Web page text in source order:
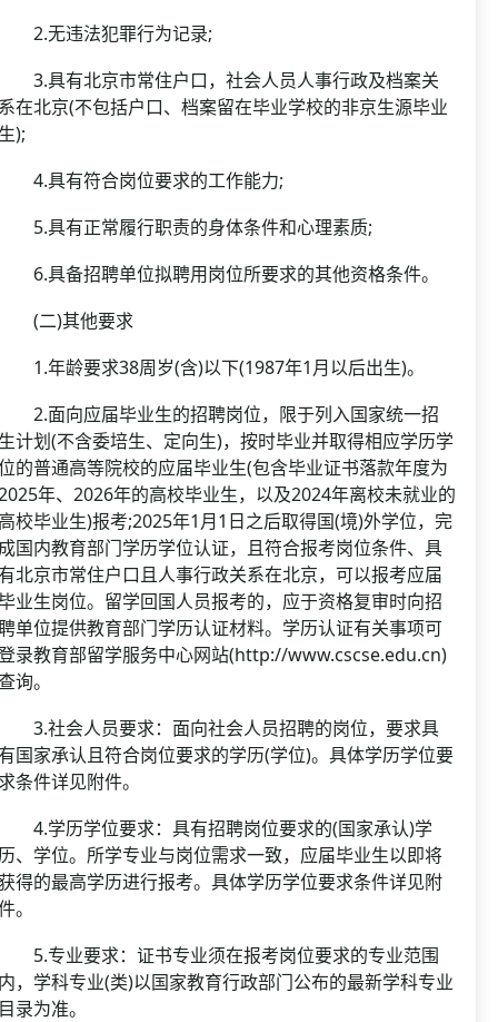
无违法犯罪行为记录;
具有北京市常住户口，社会人员人事行政及档案关
在北京(不包括户口、档案留在毕业学校的非京生源毕业
);
具有符合岗位要求的工作能力;
具有正常履行职责的身体条件和心理素质;
具备招聘单位拟聘用岗位所要求的其他资格条件。
二)其他要求
年龄要求38周岁(含)以下(1987年1月以后出生)。
面向应届毕业生的招聘岗位，限于列入国家统一招
计划(不含委培生、定向生)，按时毕业并取得相应学历学
的普通高等院校的应届毕业生(包含毕业证书落款年度为
年、2026年的高校毕业生，以及2024年离校未就业的
校毕业生)报考;2025年1月1日之后取得国(境)外学位，完
国内教育部门学历学位认证，且符合报考岗位条件、具
北京市常住户口且人事行政关系在北京，可以报考应届
业生岗位。留学回国人员报考的，应于资格复审时向招
单位提供教育部门学历认证材料。学历认证有关事项可
录教育部留学服务中心网站(http://www.cscse.edu.cn)
询。
社会人员要求：面向社会人员招聘的岗位，要求具
国家承认且符合岗位要求的学历(学位)。具体学历学位要
条件详见附件。
学历学位要求：具有招聘岗位要求的(国家承认)学
、学位。所学专业与岗位需求一致，应届毕业生以即将
得的最高学历进行报考。具体学历学位要求条件详见附
。
专业要求：证书专业须在报考岗位要求的专业范围
，学科专业(类)以国家教育行政部门公布的最新学科专业
录为准。